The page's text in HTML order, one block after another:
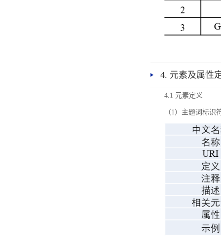
4. 元素及属性
4.1 元素定义
（1）主题词标识